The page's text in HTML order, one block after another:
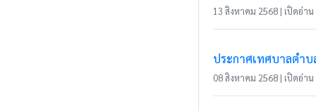
13 สิงหาคม 2568 | เปิดอ่าน
ประกาศเทศบาลตำ
08 สิงหาคม 2568 | เปิดอ่าน